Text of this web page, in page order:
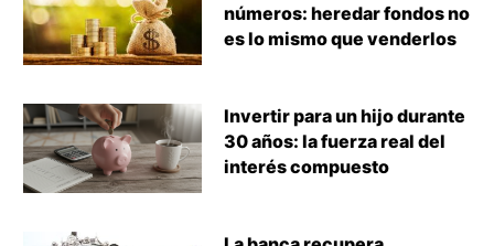
números: heredar fondos no
es lo mismo que venderlos
Invertir para un hijo durante
30 años: la fuerza real del
interés compuesto